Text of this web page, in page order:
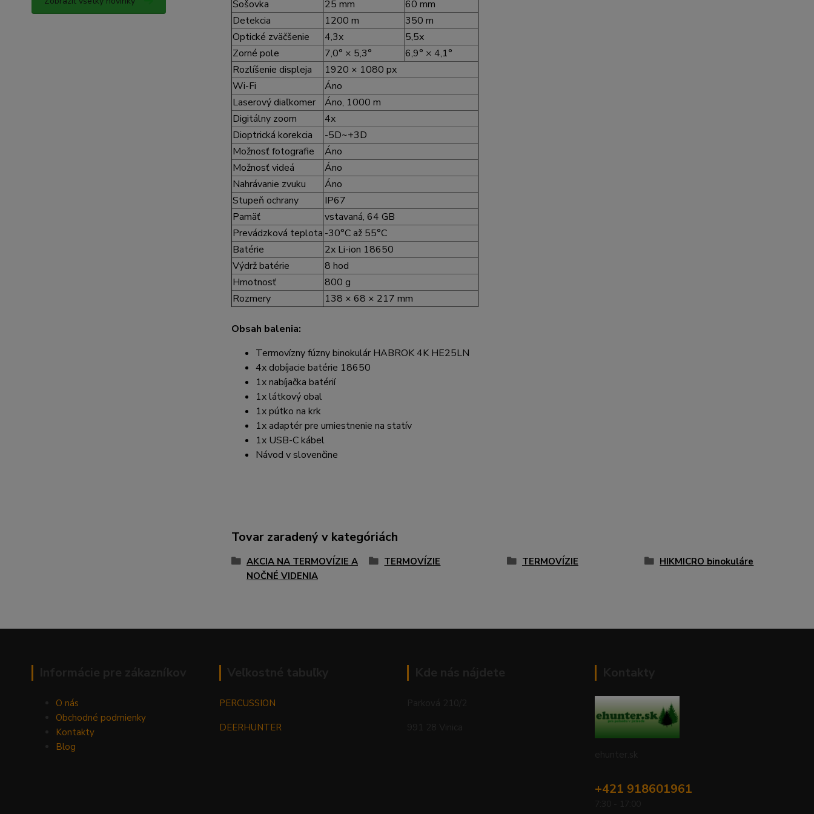
Šošovka
25 mm
60 mm
Detekcia
1200 m
350 m
Optické zväčšenie
4,3x
5,5x
Zorné pole
7,0° × 5,3°
6,9° × 4,1°
Rozlíšenie displeja
1920 × 1080 px
Wi-Fi
Áno
Laserový diaľkomer
Áno, 1000 m
Digitálny zoom
4x
Dioptrická korekcia
-5D~+3D
Možnosť fotografie
Áno
Možnosť videá
Áno
Nahrávanie zvuku
Áno
Stupeň ochrany
IP67
Pamäť
vstavaná, 64 GB
Prevádzková teplota -30°C až 55°C
Batérie
2x Li-ion 18650
Výdrž batérie
8 hod
Hmotnosť
800 g
Rozmery
138 × 68 × 217 mm
Obsah balenia:
Termovízny fúzny binokulár HABROK 4K HE25LN
4x dobíjacie batérie 18650
1x nabíjačka batérií
1x látkový obal
1x pútko na krk
1x adaptér pre umiestnenie na statív
1x USB-C kábel
Návod v slovenčine
Tovar zaradený v kategóriách
AKCIA NA TERMOVÍZIE A
NOČNÉ VIDENIA
TERMOVÍZIE TERMOVÍZIE HIKMICRO binokuláre
O nás
Obchodné podmienky
Kontakty
Blog
PERCUSSION
DEERHUNTER
+421 918601961